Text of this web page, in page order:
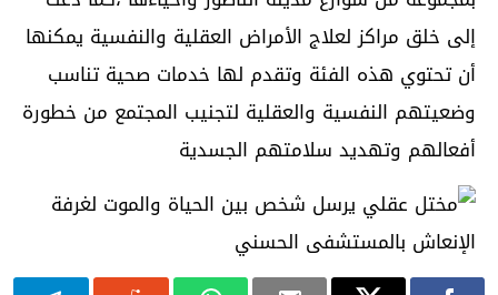
إلى خلق مراكز لعلاج الأمراض العقلية والنفسية يمكنها
أن تحتوي هذه الفئة وتقدم لها خدمات صحية تناسب
وضعيتهم النفسية والعقلية لتجنيب المجتمع من خطورة
أفعالهم وتهديد سلامتهم الجسدية